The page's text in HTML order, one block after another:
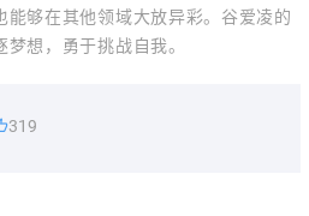
能够在其他领域大放异彩。谷爱凌的
想，勇于挑战自我。
319